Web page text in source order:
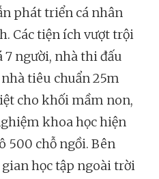
phát triển cá nhân
Các tiện ích vượt trội
7 người, nhà thi đấu
tiêu chuẩn 25m
cho khối mầm non,
khoa học hiện
500 chỗ ngồi. Bên
học tập ngoài trời